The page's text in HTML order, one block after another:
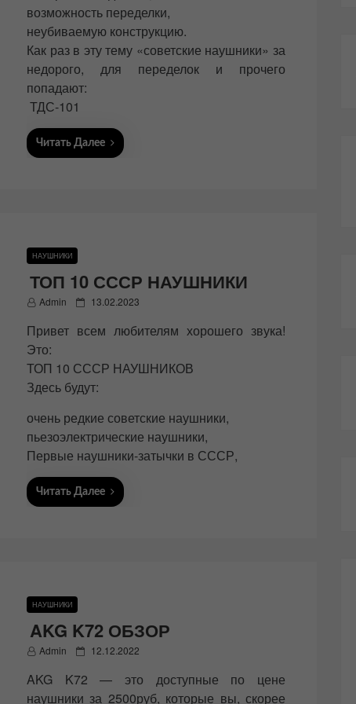
возможность переделки,
неубиваемую конструкцию.
Как раз в эту тему «советские наушники» за
недорого, для переделок и прочего
попадают:
ТДС-101
Читать Далее
НАУШНИКИ
ТОП 10 СССР НАУШНИКИ
Admin
P
s
d
o
13.02.2023
Привет всем любителям хорошего звука!
Это:
ТОП 10 СССР НАУШНИКОВ
Здесь будут:
очень редкие советские наушники,
пьезоэлектрические наушники,
Первые наушники-затычки в СССР,
Читать Далее
НАУШНИКИ
AKG K72 ОБЗОР
Admin
P
s
12.12.2022
AKG K72 — это доступные по цене
наушники за 2500руб, которые вы, скорее